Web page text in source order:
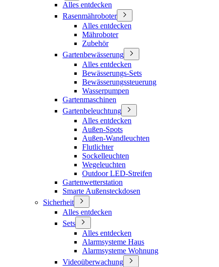
Alles entdecken
Rasenmähroboter
Alles entdecken
Mähroboter
Zubehör
Gartenbewässerung
Alles entdecken
Bewässerungs-Sets
Bewässerungssteuerung
Wasserpumpen
Gartenmaschinen
Gartenbeleuchtung
Alles entdecken
Außen-Spots
Außen-Wandleuchten
Flutlichter
Sockelleuchten
Wegeleuchten
Outdoor LED-Streifen
Gartenwetterstation
Smarte Außensteckdosen
Sicherheit
Alles entdecken
Sets
Alles entdecken
Alarmsysteme Haus
Alarmsysteme Wohnung
Videoüberwachung